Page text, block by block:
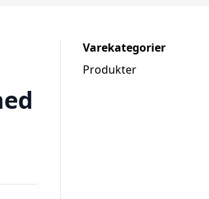
Varekategorier
Produkter